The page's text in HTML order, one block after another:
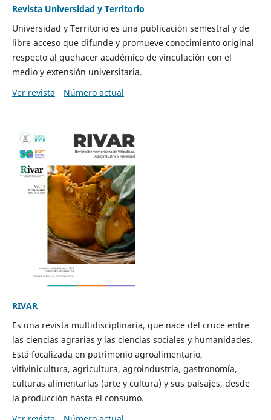
Revista Universidad y Territorio
Universidad y Territorio es una publicación semestral y de
libre acceso que difunde y promueve conocimiento original
respecto al quehacer académico de vinculación con el
medio y extensión universitaria.
Ver revista
Número actual
RIVAR
Es una revista multidisciplinaria, que nace del cruce entre
las ciencias agrarias y las ciencias sociales y humanidades.
Está focalizada en patrimonio agroalimentario,
vitivinicultura, agricultura, agroindustria, gastronomía,
culturas alimentarias (arte y cultura) y sus paisajes, desde
la producción hasta el consumo.